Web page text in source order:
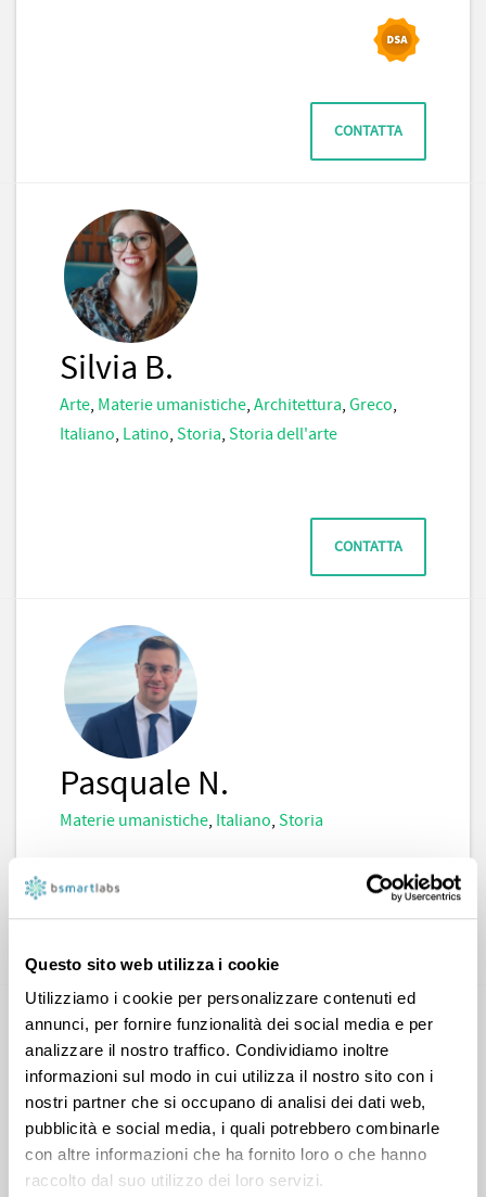
Questo sito web utilizza i cookie
Utilizziamo i cookie per personalizzare contenuti ed
annunci, per fornire funzionalità dei social media e per
analizzare il nostro traffico. Condividiamo inoltre
informazioni sul modo in cui utilizza il nostro sito con i
nostri partner che si occupano di analisi dei dati web,
pubblicità e social media, i quali potrebbero combinarle
con altre informazioni che ha fornito loro o che hanno
raccolto dal suo utilizzo dei loro servizi.
CONTATTA
Silvia B.
Arte, Materie umanistiche, Architettura, Greco,
Italiano, Latino, Storia, Storia dell'arte
CONTATTA
Pasquale N.
Materie umanistiche, Italiano, Storia
Sara T.